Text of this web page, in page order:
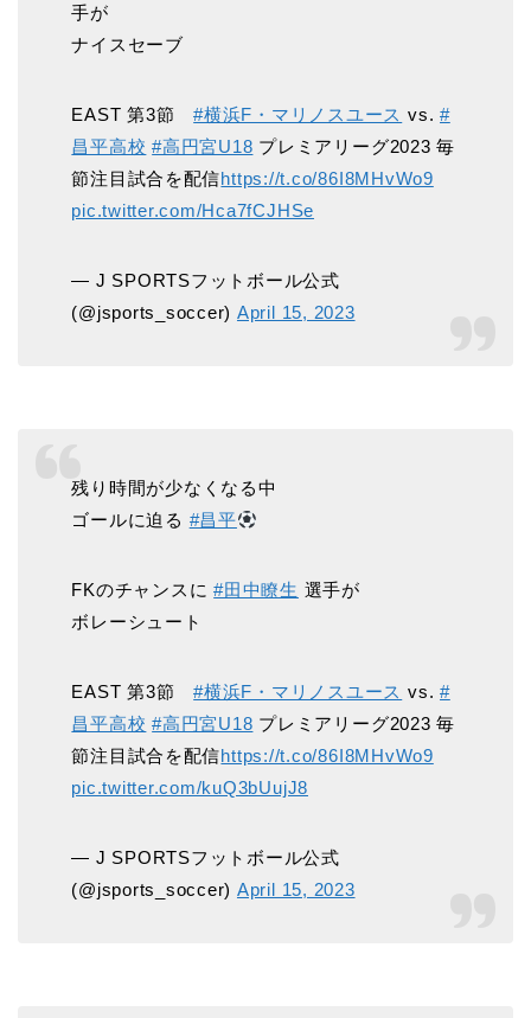
手が
ナイスセーブ
EAST 第3節#横浜F・マリノスユース vs.#
昌平高校 #高円宮U18 プレミアリーグ2023 毎
節注目試合を配信https://t.co/86I8MHvWo9
pic.twitter.com/Hca7fCJHSe
— J SPORTSフットボール公式
(@jsports_soccer) April 15, 2023
残り時間が少なくなる中
ゴールに迫る #昌平
FKのチャンスに#田中瞭生 選手が
ボレーシュート
EAST 第3節#横浜F・マリノスユース vs.#
昌平高校 #高円宮U18 プレミアリーグ2023 毎
節注目試合を配信https://t.co/86I8MHvWo9
pic.twitter.com/kuQ3bUujJ8
— J SPORTSフットボール公式
(@jsports_soccer) April 15, 2023